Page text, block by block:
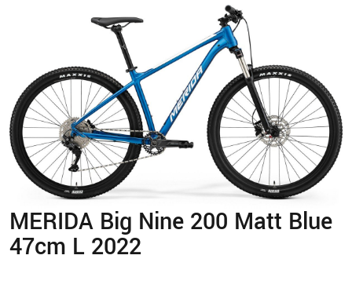
MERIDA Big Nine 200 Matt Blue
47cm L 2022